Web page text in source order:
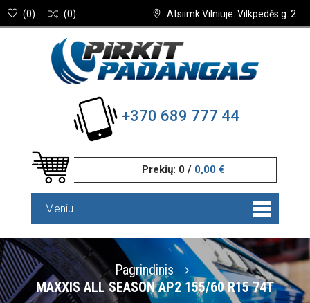
Atsiimk Vilniuje: Vilkpedės g. 2
(0) (0)
+370 689 777 44
Prekių: 0 / 0,00 €
Meniu
Pagrindinis
MAXXIS ALL SEASON AP2 155/60 R15 74T